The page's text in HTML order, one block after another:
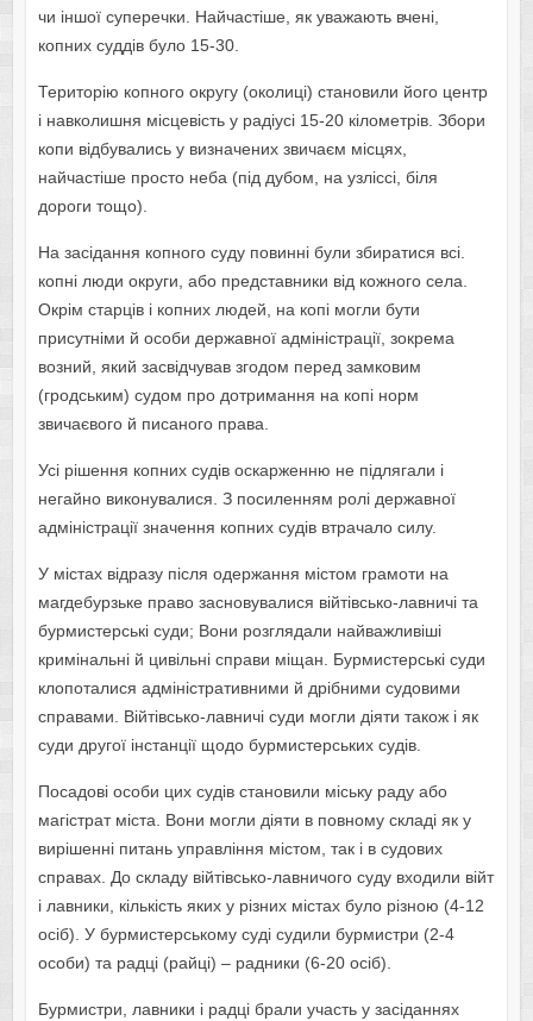
чи іншої суперечки. Найчастіше, як уважають вчені,
копних суддів було 15-30.
Територію копного округу (околиці) становили його центр
і навколишня місцевість у радіусі 15-20 кілометрів. Збори
копи відбувались у визначених звичаєм місцях,
найчастіше просто неба (під дубом, на узліссі, біля
дороги тощо).
На засідання копного суду повинні були збиратися всі.
копні люди округи, або представники від кожного села.
Окрім старців і копних людей, на копі могли бути
присутніми й особи державної адміністрації, зокрема
возний, який засвідчував згодом перед замковим
(гродським) судом про дотримання на копі норм
звичаєвого й писаного права.
Усі рішення копних судів оскарженню не підлягали і
негайно виконувалися. З посиленням ролі державної
адміністрації значення копних судів втрачало силу.
У містах відразу після одержання містом грамоти на
магдебурзьке право засновувалися війтівсько-лавничі та
бурмистерські суди; Вони розглядали найважливіші
кримінальні й цивільні справи міщан. Бурмистерські суди
клопоталися адміністративними й дрібними судовими
справами. Війтівсько-лавничі суди могли діяти також і як
суди другої інстанції щодо бурмистерських судів.
Посадові особи цих судів становили міську раду або
магістрат міста. Вони могли діяти в повному складі як у
вирішенні питань управління містом, так і в судових
справах. До складу війтівсько-лавничого суду входили війт
і лавники, кількість яких у різних містах було різною (4-12
осіб). У бурмистерському суді судили бурмистри (2-4
особи) та радці (райці) – радники (6-20 осіб).
Бурмистри, лавники і радці брали участь у засіданнях